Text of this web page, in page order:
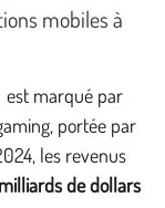
mobiles à
est marqué par
portée par
les revenus
de dollars